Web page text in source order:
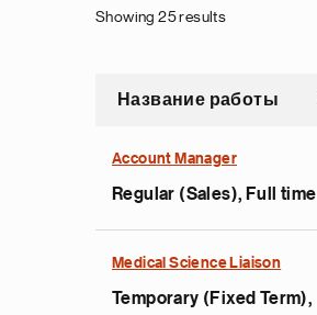
Showing 25 results
Название работы
Account Manager
Regular (Sales), Full time
Medical Science Liaison
Temporary (Fixed Term),